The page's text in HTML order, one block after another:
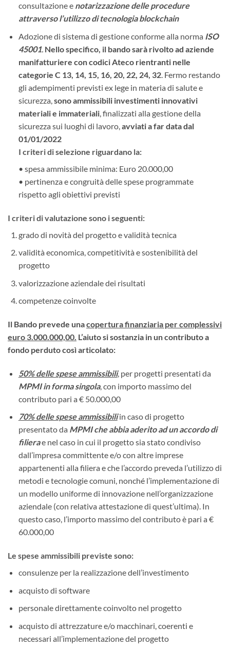
consultazione e notarizzazione delle procedure
attraverso l’utilizzo di tecnologia blockchain
Adozione di sistema di gestione conforme alla norma ISO
45001. Nello specifico, il bando sarà rivolto ad aziende
manifatturiere con codici Ateco rientranti nelle
categorie C 13, 14, 15, 16, 20, 22, 24, 32. Fermo restando
gli adempimenti previsti ex lege in materia di salute e
sicurezza, sono ammissibili investimenti innovativi
materiali e immateriali, finalizzati alla gestione della
sicurezza sui luoghi di lavoro, avviati a far data dal
01/01/2022
I criteri di selezione riguardano la:
• spesa ammissibile minima: Euro 20.000,00
• pertinenza e congruità delle spese programmate
rispetto agli obiettivi previsti
I criteri di valutazione sono i seguenti:
grado di novità del progetto e validità tecnica
validità economica, competitività e sostenibilità del
progetto
valorizzazione aziendale dei risultati
competenze coinvolte
Il Bando prevede unacopertura finanziaria per complessivi
euro 3.000.000,00. L’aiuto si sostanzia in un contributo a
fondo perduto così articolato:
50% delle spese ammissibili, per progetti presentati da
MPMI in forma singola, con importo massimo del
contributo pari a € 50.000,00
70% delle spese ammissibiliin caso di progetto
presentato da MPMI che abbia aderito ad un accordo di
filierae nel caso in cui il progetto sia stato condiviso
dall’impresa committente e/o con altre imprese
appartenenti alla filiera e che l’accordo preveda l’utilizzo di
metodi e tecnologie comuni, nonché l’implementazione di
un modello uniforme di innovazione nell’organizzazione
aziendale (con relativa attestazione di quest’ultima). In
questo caso, l’importo massimo del contributo è pari a €
60.000,00
Le spese ammissibili previste sono:
consulenze per la realizzazione dell’investimento
acquisto di software
personale direttamente coinvolto nel progetto
acquisto di attrezzature e/o macchinari, coerenti e
necessari all’implementazione del progetto